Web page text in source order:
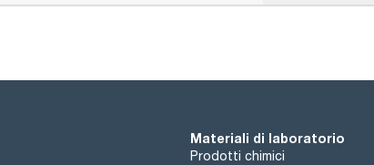
Materiali di laboratorio
Prodotti chimici